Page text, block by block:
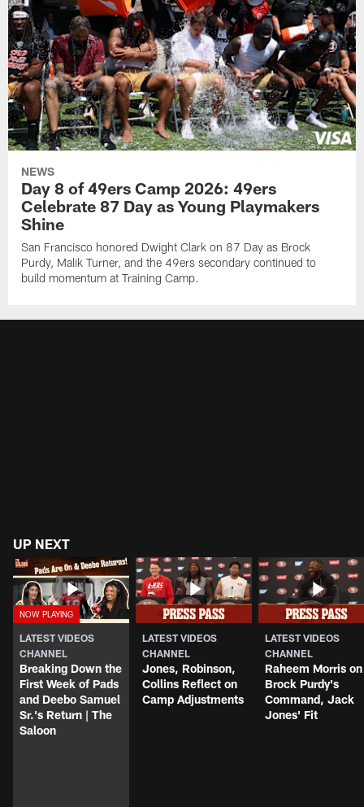
NEWS
Day 8 of 49ers Camp 2026: 49ers
Celebrate 87 Day as Young Playmakers
Shine
San Francisco honored Dwight Clark on 87 Day as Brock
Purdy, Malik Turner, and the 49ers secondary continued to
build momentum at Training Camp.
UP NEXT
LATEST VIDEOS
CHANNEL
Breaking Down the
First Week of Pads
and Deebo Samuel
Sr.'s Return | The
Saloon
LATEST VIDEOS
CHANNEL
Jones, Robinson,
Collins Reflect on
Camp Adjustments
LATEST VIDEOS
CHANNEL
Raheem Morris on
Brock Purdy's
Command, Jack
Jones' Fit